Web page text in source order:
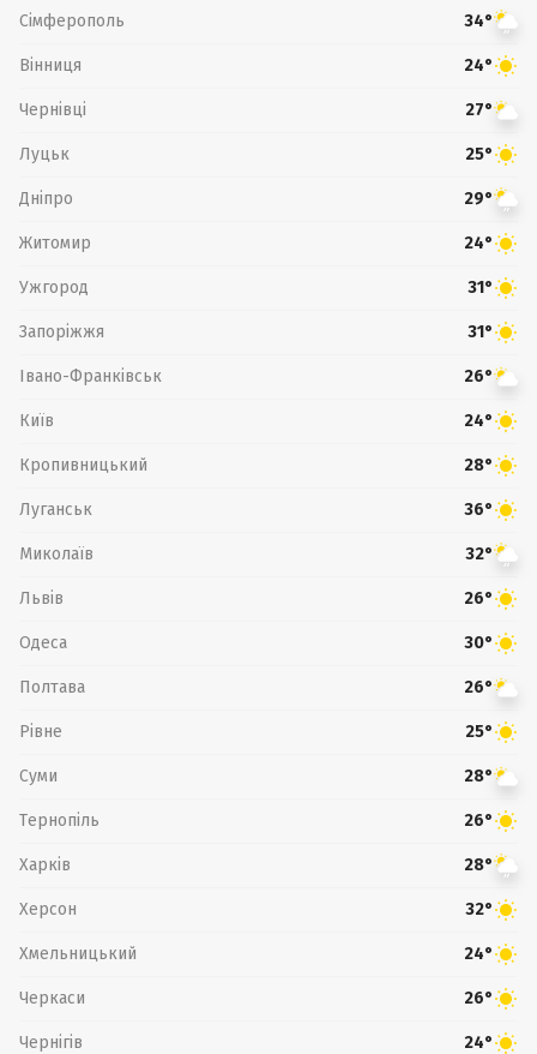
Сімферополь 34°
Вінниця 24°
Чернівці 27°
Луцьк 25°
Дніпро 29°
Житомир 24°
Ужгород 31°
Запоріжжя 31°
Івано-Франківськ 26°
Київ 24°
Кропивницький 28°
Луганськ 36°
Миколаїв 32°
Львів 26°
Одеса 30°
Полтава 26°
Рівне 25°
Суми 28°
Тернопіль 26°
Харків 28°
Херсон 32°
Хмельницький 24°
Черкаси 26°
Чернігів 24°